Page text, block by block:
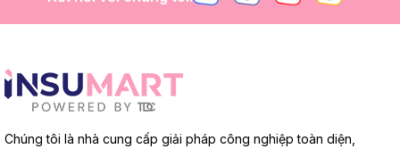
Chúng tôi là nhà cung cấp giải pháp công nghiệp toàn diện,